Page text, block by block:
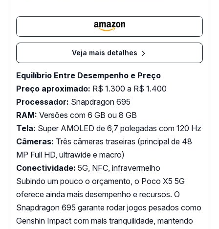
Veja mais detalhes
Equilíbrio Entre Desempenho e Preço
Preço aproximado: R$ 1.300 a R$ 1.400
Processador: Snapdragon 695
RAM: Versões com 6 GB ou 8 GB
Tela: Super AMOLED de 6,7 polegadas com 120 Hz
Câmeras: Três câmeras traseiras (principal de 48
MP Full HD, ultrawide e macro)
Conectividade: 5G, NFC, infravermelho
Subindo um pouco o orçamento, o Poco X5 5G
oferece ainda mais desempenho e recursos. O
Snapdragon 695 garante rodar jogos pesados como
Genshin Impact com mais tranquilidade, mantendo